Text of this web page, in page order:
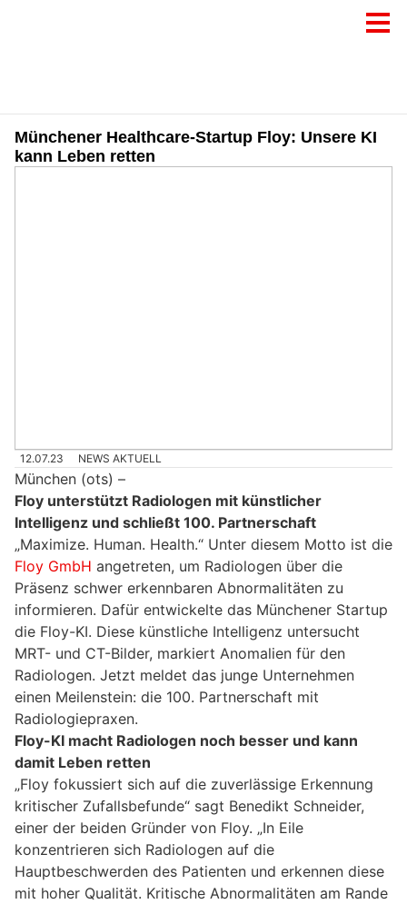
Münchener Healthcare-Startup Floy: Unsere KI
kann Leben retten
12.07.23 NEWS AKTUELL
München (ots) –
Floy unterstützt Radiologen mit künstlicher
Intelligenz und schließt 100. Partnerschaft
„Maximize. Human. Health.“ Unter diesem Motto ist die
Floy GmbH angetreten, um Radiologen über die
Präsenz schwer erkennbaren Abnormalitäten zu
informieren. Dafür entwickelte das Münchener Startup
die Floy-KI. Diese künstliche Intelligenz untersucht
MRT- und CT-Bilder, markiert Anomalien für den
Radiologen. Jetzt meldet das junge Unternehmen
einen Meilenstein: die 100. Partnerschaft mit
Radiologiepraxen.
Floy-KI macht Radiologen noch besser und kann
damit Leben retten
„Floy fokussiert sich auf die zuverlässige Erkennung
kritischer Zufallsbefunde“ sagt Benedikt Schneider,
einer der beiden Gründer von Floy. „In Eile
konzentrieren sich Radiologen auf die
Hauptbeschwerden des Patienten und erkennen diese
mit hoher Qualität. Kritische Abnormalitäten am Rande